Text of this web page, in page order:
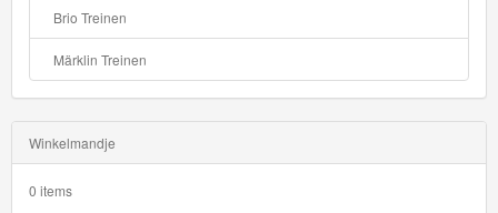
Brio Treinen
Märklin Treinen
Winkelmandje
0 items